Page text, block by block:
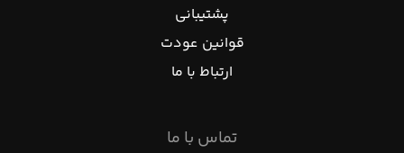
پشتیبانی
قوانین عودت
ارتباط با ما
تماس با ما